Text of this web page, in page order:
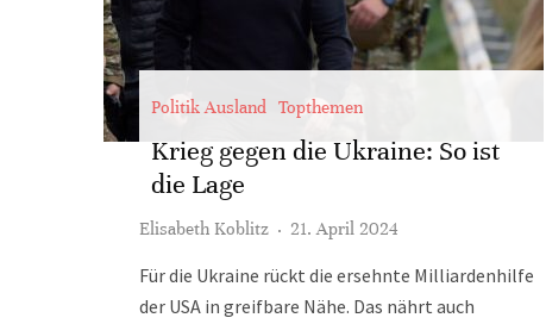
Politik Ausland Topthemen
Krieg gegen die Ukraine: So ist
die Lage
Elisabeth Koblitz · 21. April 2024
Für die Ukraine rückt die ersehnte Milliardenhilfe
der USA in greifbare Nähe. Das nährt auch